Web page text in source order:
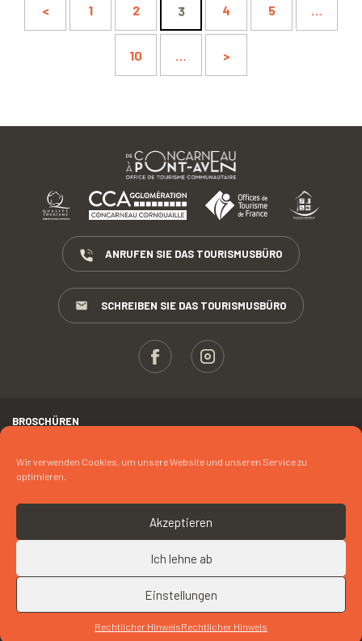
Wir verwenden Cookies, um unsere Website und unseren Service zu
optimieren.
Akzeptieren
Ich lehne ab
Einstellungen
Rechtlicher HinweisRechtlicher Hinweis
< 1 2 3 4 5 …
10 … >
ANRUFEN SIE DAS TOURISMUSBÜRO
SCHREIBEN SIE DAS TOURISMUSBÜRO
BROSCHÜREN